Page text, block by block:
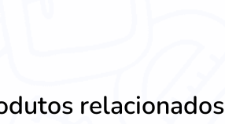
relacionados